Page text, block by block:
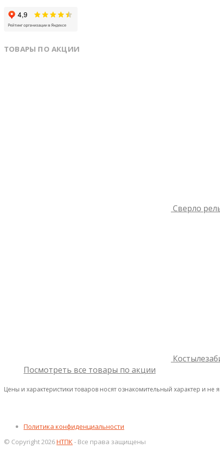
ТОВАРЫ ПО АКЦИИ
Сверло
Посмотреть все товары по акции
Цены и характеристики товаров носят ознакомительный характер и не
Политика конфиденциальности
© Copyright 2026НТПК- Все права защищены